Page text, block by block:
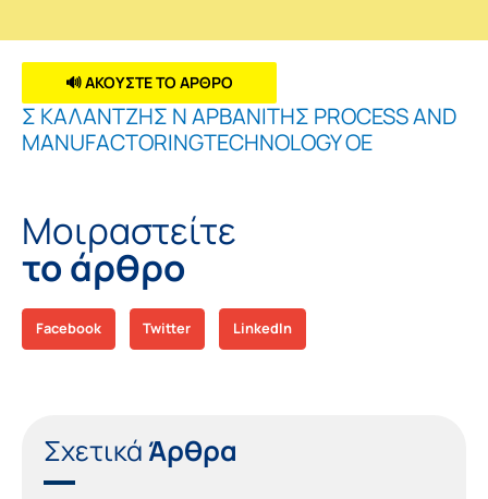
🔊 ΑΚΟΥΣΤΕ ΤΟ ΑΡΘΡΟ
Σ ΚΑΛΑΝΤΖΗΣ Ν ΑΡΒΑΝΙΤΗΣ PROCESS AND
MANUFACTORINGTECHNOLOGY OE
Μοιραστείτε
το άρθρο
Facebook Twitter LinkedIn
Σχετικά Άρθρα